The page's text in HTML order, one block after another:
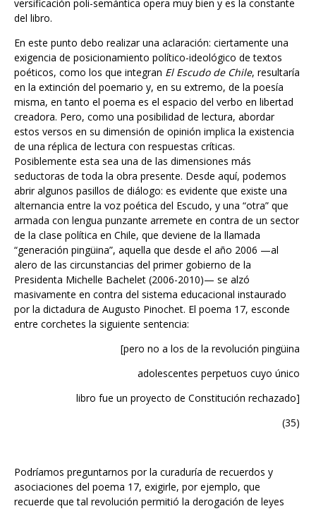
En este punto debo realizar una aclaración: ciertamente una
poéticos, como los que integranEl Escudo de Chile, resultaría
en la extinción del poemario y, en su extremo, de la poesía
misma, en tanto el poema es el espacio del verbo en libertad
creadora. Pero, como una posibilidad de lectura, abordar
estos versos en su dimensión de opinión implica la existencia
de una réplica de lectura con respuestas críticas.
Posiblemente esta sea una de las dimensiones más
seductoras de toda la obra presente. Desde aquí, podemos
abrir algunos pasillos de diálogo: es evidente que existe una
alternancia entre la voz poética del Escudo, y una “otra” que
armada con lengua punzante arremete en contra de un sector
de la clase política en Chile, que deviene de la llamada
“generación pingüina”, aquella que desde el año 2006 —al
alero de las circunstancias del primer gobierno de la
Presidenta Michelle Bachelet (2006-2010)— se alzó
masivamente en contra del sistema educacional instaurado
por la dictadura de Augusto Pinochet. El poema 17, esconde
entre corchetes la siguiente sentencia:
[pero no a los de la revolución pingüina
adolescentes perpetuos cuyo único
libro fue un proyecto de Constitución rechazado]
(35)
recuerde que tal revolución permitió la derogación de leyes
que subsidiaban la responsabilidad educativa a entidades
privadas (LOCE), así como la gratuidad en la inscripción de la